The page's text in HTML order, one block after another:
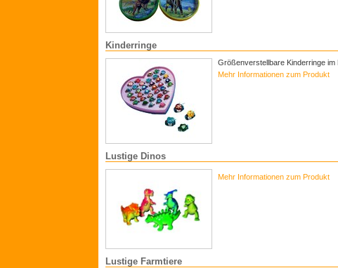
Kinderringe
Größenverstellbare Kinderringe im
Mehr Informationen zum Produkt
Lustige Dinos
Mehr Informationen zum Produkt
Lustige Farmtiere